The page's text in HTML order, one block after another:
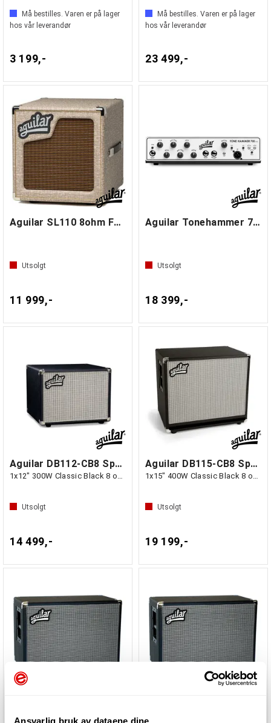
Ansvarlig bruk av dataene dine
Må bestilles. Varen er på lager
hos vår leverandør
3 199,-
Må bestilles. Varen er på lager
hos vår leverandør
23 499,-
Aguilar SL110 8ohm Fawn
Utsolgt
11 999,-
Aguilar Tonehammer 700 White
Utsolgt
18 399,-
Aguilar DB112-CB8 Speaker DB Series
1x12" 300W Classic Black 8 ohms
Utsolgt
14 499,-
Aguilar DB115-CB8 Speaker DB Series
1x15" 400W Classic Black 8 ohms
Utsolgt
19 199,-
2x10" 350W Classic Black 4 ohms